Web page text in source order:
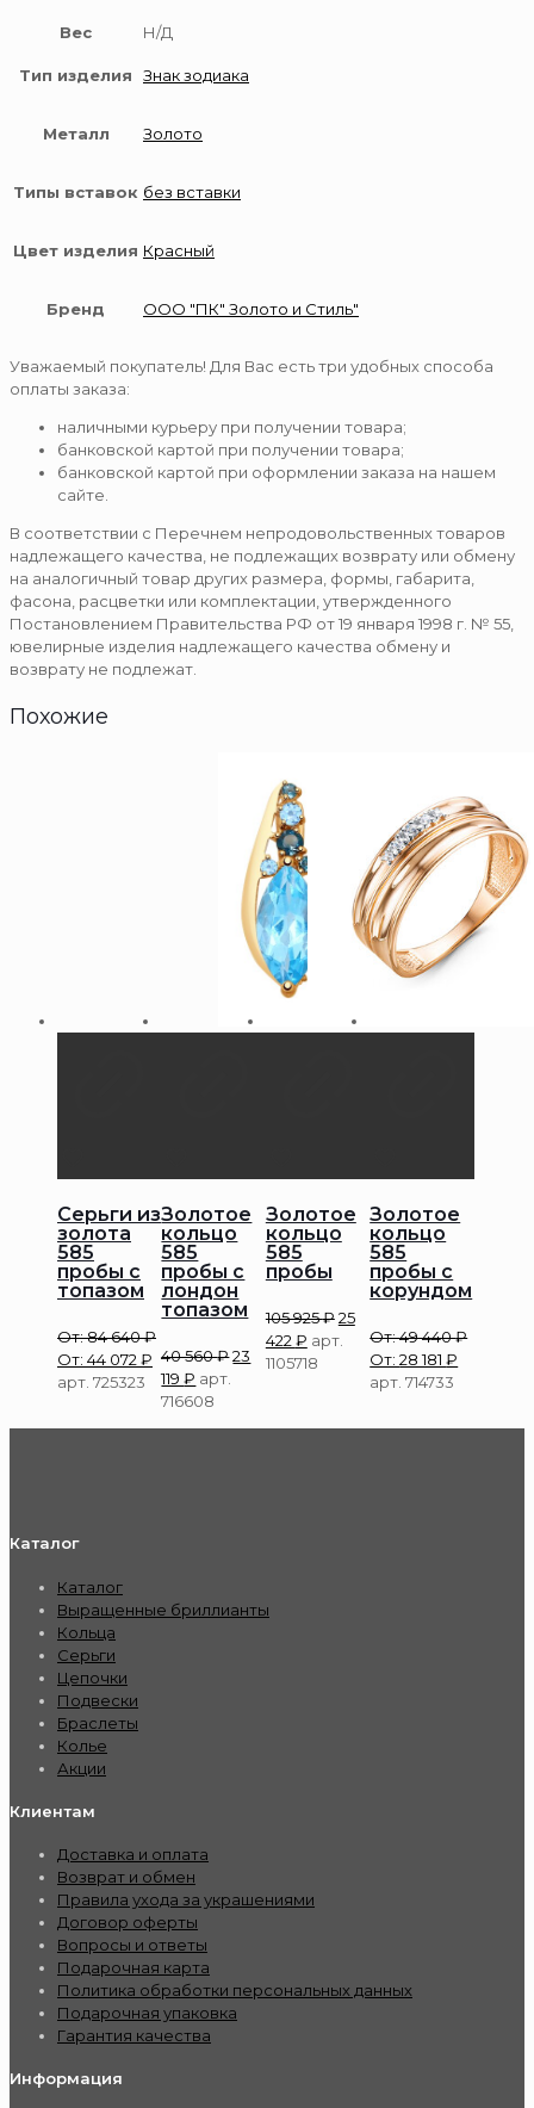
Вес Н/Д
Тип изделия Знак зодиака
Металл Золото
Типы вставок без вставки
Цвет изделия Красный
Бренд ООО "ПК" Золото и Стиль"
Уважаемый покупатель! Для Вас есть три удобных способа
оплаты заказа:
наличными курьеру при получении товара;
банковской картой при получении товара;
банковской картой при оформлении заказа на нашем
сайте.
В соответствии с Перечнем непродовольственных товаров
надлежащего качества, не подлежащих возврату или обмену
на аналогичный товар других размера, формы, габарита,
фасона, расцветки или комплектации, утвержденного
Постановлением Правительства РФ от 19 января 1998 г. № 55,
ювелирные изделия надлежащего качества обмену и
возврату не подлежат.
Похожие
Серьги из
золота
585
пробы с
топазом
От:84 640₽
От: 44 072 ₽
арт. 725323
Золотое
кольцо
585
пробы с
лондон
топазом
40 560₽23
119₽ арт.
716608
Золотое
кольцо
585
пробы
105 925₽25
422 ₽ арт.
1105718
Золотое
кольцо
585
пробы с
корундом
От:49 440₽
От:28 181₽
арт. 714733
Каталог
Каталог
Выращенные бриллианты
Кольца
Серьги
Цепочки
Подвески
Браслеты
Колье
Акции
Клиентам
Доставка и оплата
Возврат и обмен
Правила ухода за украшениями
Договор оферты
Вопросы и ответы
Подарочная карта
Политика обработки персональных данных
Подарочная упаковка
Гарантия качества
Информация